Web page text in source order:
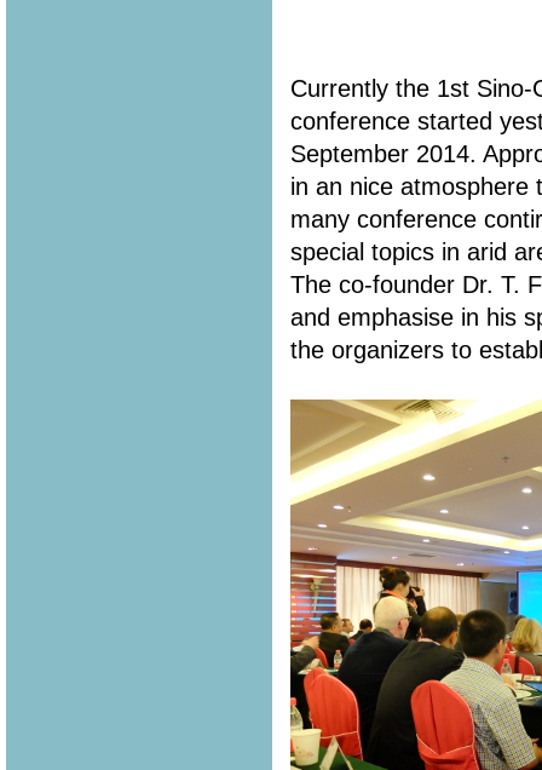
Currently the 1st
conference started
September 2014.
in an nice atmosphere
many conference
special topics in arid
The co-founder Dr. T.
and emphasise in his
the organizers to